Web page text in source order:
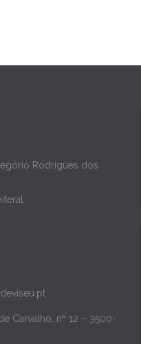
Rodrigues dos
Carvalho, nº 12 – 3500-